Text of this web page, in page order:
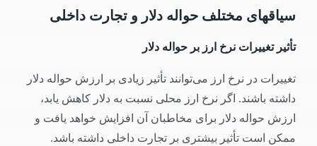
سیاقهای مختلف حواله دلار و تجارت داخلی
تأثیر تغییرات نرخ ارز بر حواله دلار
تغییرات در نرخ ارز می‌توانند تأثیر زیادی بر ارزش حواله دلار
داشته باشند. اگر نرخ ارز محلی نسبت به دلار کاهش یابد،
ارزش حواله دلار برای مخاطبان آن افزایش خواهد یافت و
ممکن است تأثیر بیشتری بر تجارت داخلی داشته باشد.